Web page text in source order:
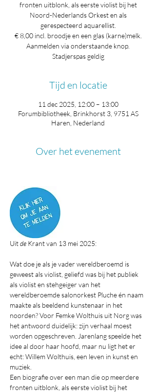
fronten uitblonk, als eerste violist bij het
Noord-Nederlands Orkest en als
gerespecteerd aquarellist.
€ 8,00 incl. broodje en een glas (karne)melk.
Aanmelden via onderstaande knop.
Stadjerspas geldig
Tijd en locatie
11 dec 2025, 12:00 – 13:00
Forumbibliotheek, Brinkhorst 3, 9751 AS
Haren, Nederland
Over het evenement
Uit de Krant van 13 mei 2025:
Wat doe je als je vader wereldberoemd is
geweest als violist, geliefd was bij het publiek
als violist en stehgeiger van het
wereldberoemde salonorkest Pluche én naam
maakte als beeldend kunstenaar in het
noorden? Voor Femke Wolthuis uit Norg was
het antwoord duidelijk: zijn verhaal moest
worden opgeschreven. Jarenlang speelde het
idee al door haar hoofd, maar nu ligt het er
echt: Willem Wolthuis, een leven in kunst en
muziek.
Een biografie over een man die op meerdere
fronten uitblonk, als eerste violist bij het